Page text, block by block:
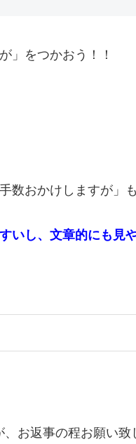
」をつかおう！！
数おかけしますが」
いし、文章的にも見
お返事の程お願い致